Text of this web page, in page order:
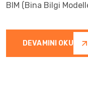
BIM (Bina Bilgi
DEVAMINI OKU